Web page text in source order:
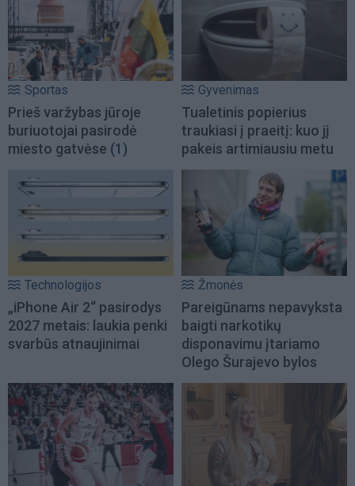
Sportas
Prieš varžybas jūroje
buriuotojai pasirodė
miesto gatvėse (1)
Gyvenimas
Tualetinis popierius
traukiasi į praeitį: kuo jį
pakeis artimiausiu metu
Technologijos
„iPhone Air 2“ pasirodys
2027 metais: laukia penki
svarbūs atnaujinimai
Žmonės
Pareigūnams nepavyksta
baigti narkotikų
disponavimu įtariamo
Olego Šurajevo bylos